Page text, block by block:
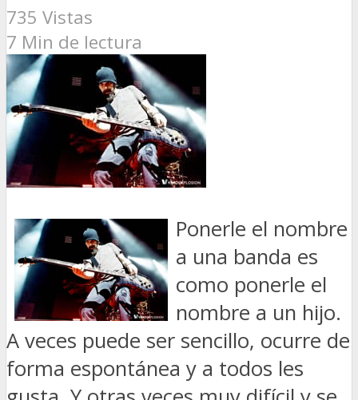
735 Vistas
7 Min de lectura
Ponerle el nombre
a una banda es
como ponerle el
nombre a un hijo.
A veces puede ser sencillo, ocurre de
forma espontánea y a todos les